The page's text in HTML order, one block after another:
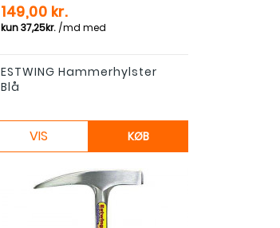
Pris
149,00 kr.
ESTWING Hammerhylster
Blå
VIS KØB